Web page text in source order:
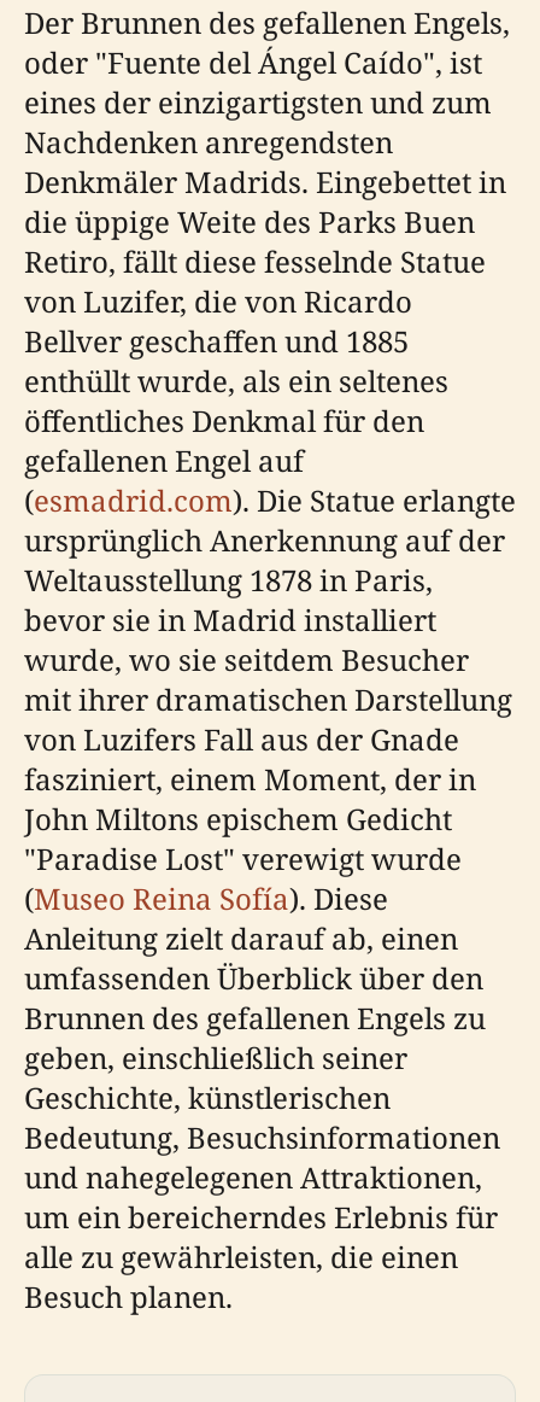
Der Brunnen des gefallenen Engels,
oder "Fuente del Ángel Caído", ist
eines der einzigartigsten und zum
Nachdenken anregendsten
Denkmäler Madrids. Eingebettet in
die üppige Weite des Parks Buen
Retiro, fällt diese fesselnde Statue
von Luzifer, die von Ricardo
Bellver geschaffen und 1885
enthüllt wurde, als ein seltenes
öffentliches Denkmal für den
gefallenen Engel auf
(esmadrid.com). Die Statue erlangte
ursprünglich Anerkennung auf der
Weltausstellung 1878 in Paris,
bevor sie in Madrid installiert
wurde, wo sie seitdem Besucher
mit ihrer dramatischen Darstellung
von Luzifers Fall aus der Gnade
fasziniert, einem Moment, der in
John Miltons epischem Gedicht
"Paradise Lost" verewigt wurde
(Museo Reina Sofía). Diese
Anleitung zielt darauf ab, einen
umfassenden Überblick über den
Brunnen des gefallenen Engels zu
geben, einschließlich seiner
Geschichte, künstlerischen
Bedeutung, Besuchsinformationen
und nahegelegenen Attraktionen,
um ein bereicherndes Erlebnis für
alle zu gewährleisten, die einen
Besuch planen.